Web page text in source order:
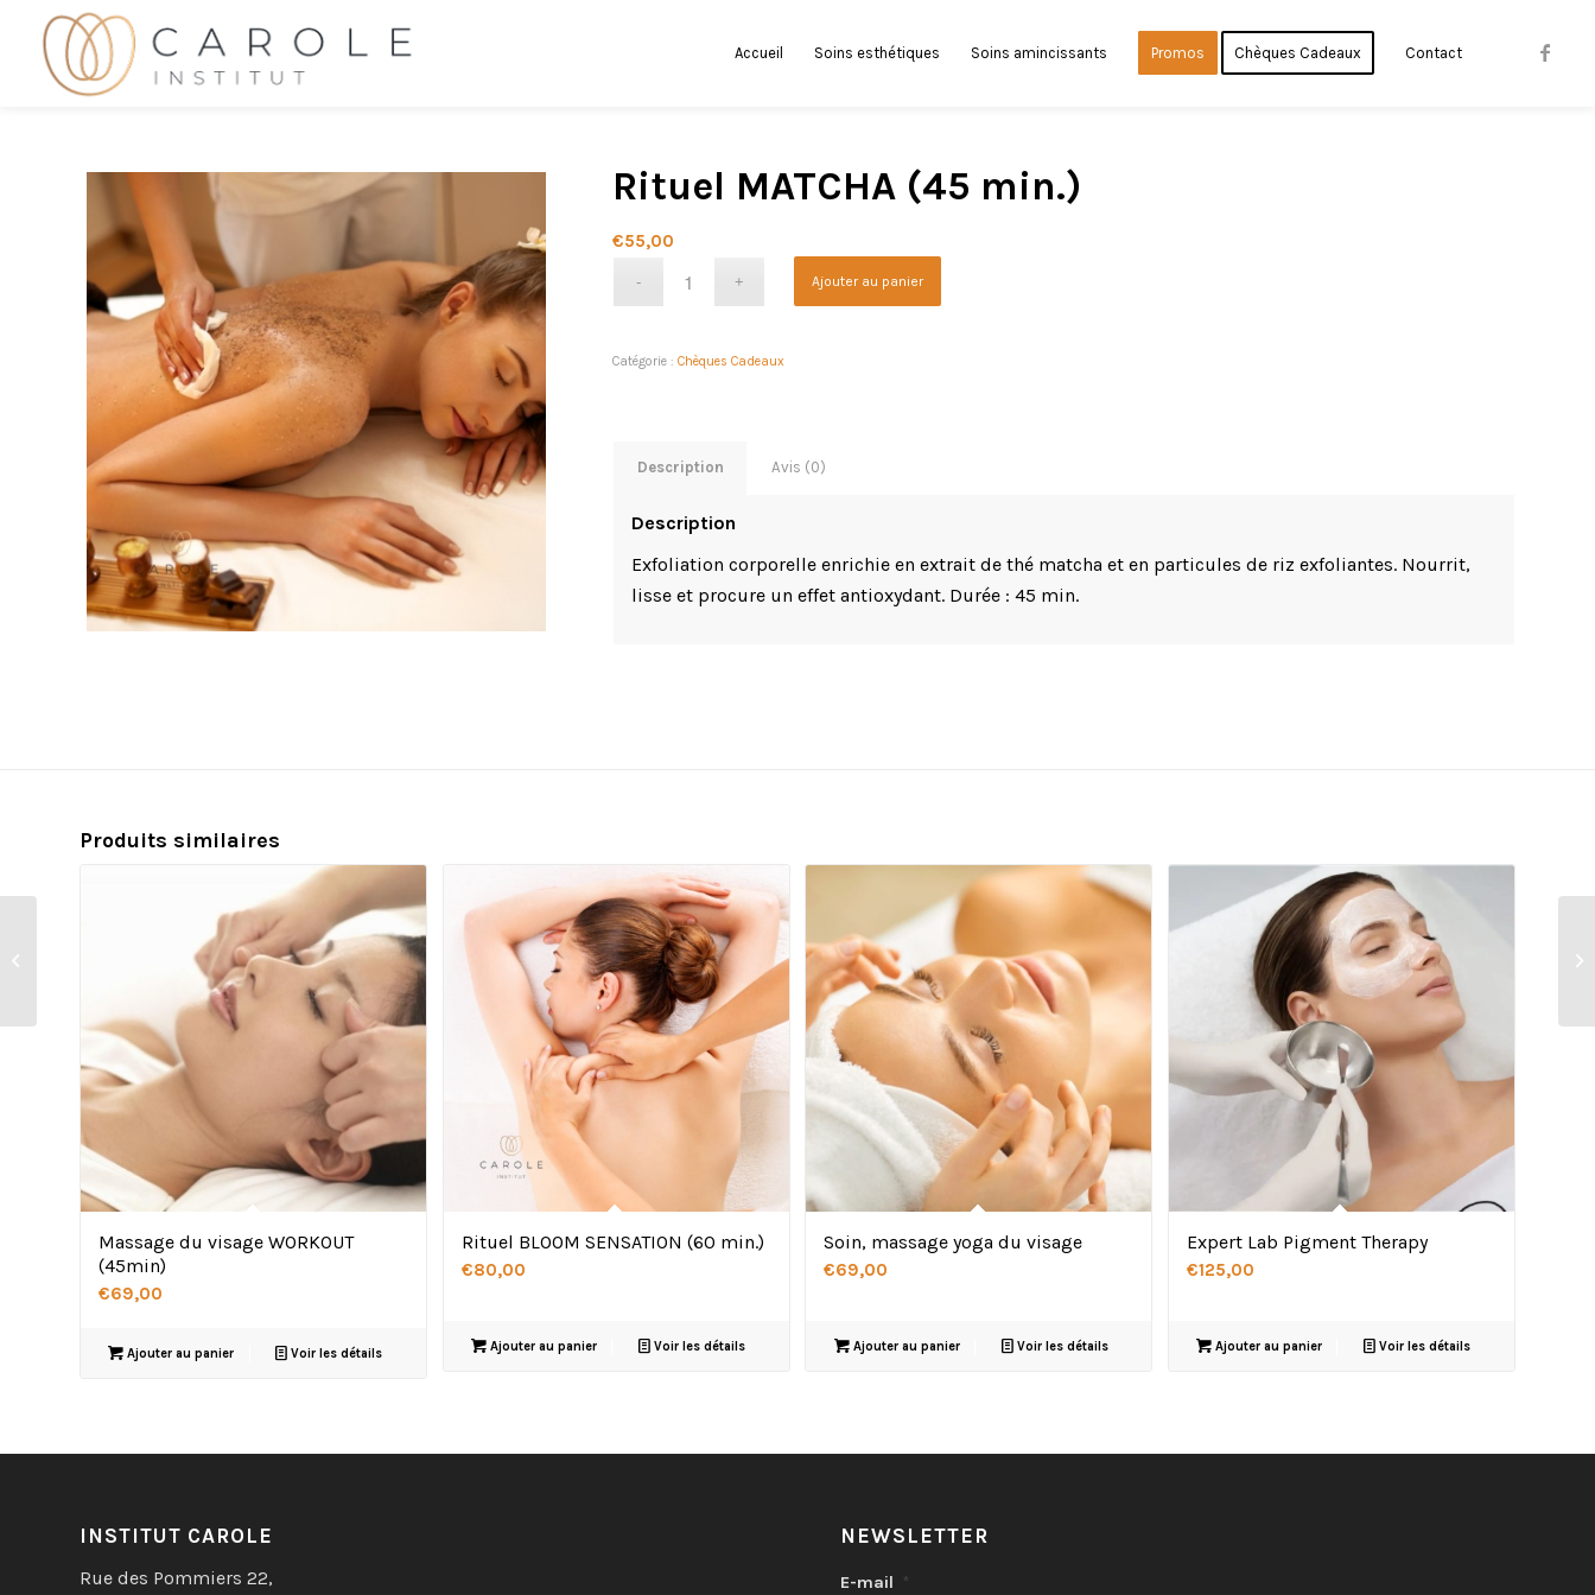
Accueil Soins esthétiques Soins amincissants Promos Chèques Cadeaux Contact
Rituel MATCHA (45 min.)
€55,00
Ajouter au panier
Catégorie :Chèques Cadeaux
Description Avis (0)
Description
Exfoliation corporelle enrichie en extrait de thé matcha et en particules de riz exfoliantes. Nourrit,
lisse et procure un effet antioxydant. Durée : 45 min.
Produits similaires
Massage du visage WORKOUT
(45min)
€69,00
Ajouter au panier Voir les détails
Rituel BLOOM SENSATION (60 min.)
€80,00
Ajouter au panier Voir les détails
Soin, massage yoga du visage
€69,00
Ajouter au panier Voir les détails
Expert Lab Pigment Therapy
€125,00
Ajouter au panier Voir les détails
INSTITUT CAROLE
Rue des Pommiers 22,
NEWSLETTER
E-mail *
Rituel EXOTIC PARADISE